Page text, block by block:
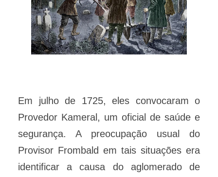
Em julho de 1725, eles convocaram o
Provedor Kameral, um oficial de saúde e
segurança. A preocupação usual do
Provisor Frombald em tais situações era
identificar a causa do aglomerado de